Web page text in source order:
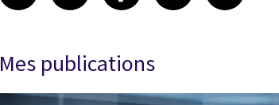
Mes publications